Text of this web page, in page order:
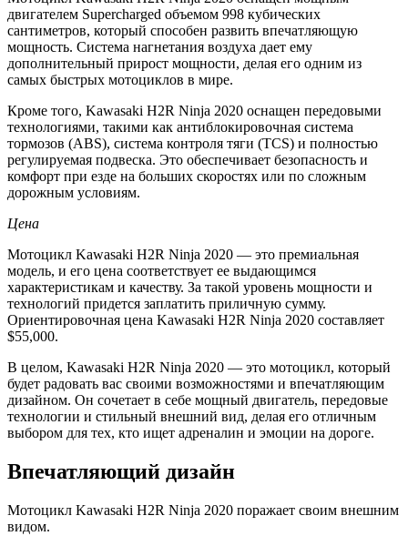
двигателем Supercharged объемом 998 кубических
сантиметров, который способен развить впечатляющую
мощность. Система нагнетания воздуха дает ему
дополнительный прирост мощности, делая его одним из
самых быстрых мотоциклов в мире.
Кроме того, Kawasaki H2R Ninja 2020 оснащен передовыми
технологиями, такими как антиблокировочная система
тормозов (ABS), система контроля тяги (TCS) и полностью
регулируемая подвеска. Это обеспечивает безопасность и
комфорт при езде на больших скоростях или по сложным
дорожным условиям.
Цена
Мотоцикл Kawasaki H2R Ninja 2020 — это премиальная
модель, и его цена соответствует ее выдающимся
характеристикам и качеству. За такой уровень мощности и
технологий придется заплатить приличную сумму.
Ориентировочная цена Kawasaki H2R Ninja 2020 составляет
$55,000.
В целом, Kawasaki H2R Ninja 2020 — это мотоцикл, который
будет радовать вас своими возможностями и впечатляющим
дизайном. Он сочетает в себе мощный двигатель, передовые
технологии и стильный внешний вид, делая его отличным
выбором для тех, кто ищет адреналин и эмоции на дороге.
Впечатляющий дизайн
Мотоцикл Kawasaki H2R Ninja 2020 поражает своим внешним
видом.